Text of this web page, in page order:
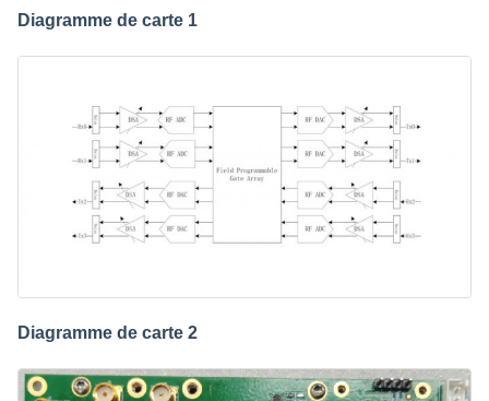
Diagramme de carte 1
Diagramme de carte 2